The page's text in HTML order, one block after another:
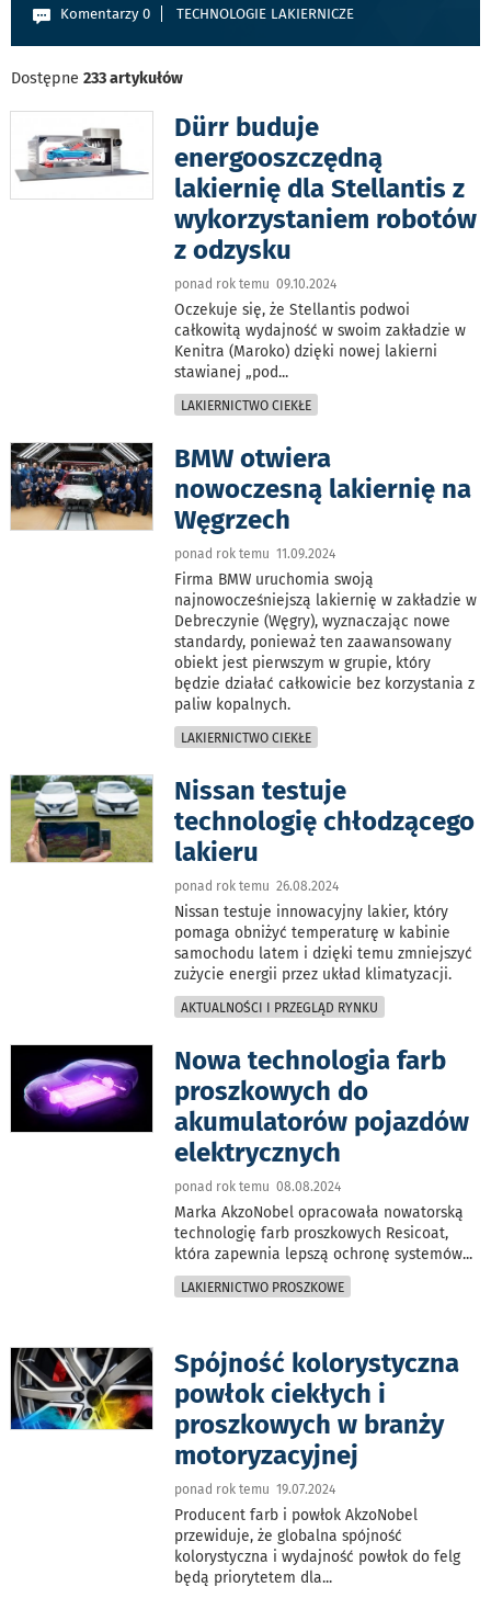
Komentarzy 0 TECHNOLOGIE LAKIERNICZE
Dostępne 233 artykułów
Dürr buduje
energooszczędną
lakiernię dla Stellantis z
wykorzystaniem robotów
z odzysku
ponad rok temu 09.10.2024
Oczekuje się, że Stellantis podwoi
całkowitą wydajność w swoim zakładzie w
Kenitra (Maroko) dzięki nowej lakierni
stawianej „pod...
LAKIERNICTWO CIEKŁE
BMW otwiera
nowoczesną lakiernię na
Węgrzech
ponad rok temu 11.09.2024
Firma BMW uruchomia swoją
najnowocześniejszą lakiernię w zakładzie w
Debreczynie (Węgry), wyznaczając nowe
standardy, ponieważ ten zaawansowany
obiekt jest pierwszym w grupie, który
będzie działać całkowicie bez korzystania z
paliw kopalnych.
LAKIERNICTWO CIEKŁE
Nissan testuje
technologię chłodzącego
lakieru
ponad rok temu 26.08.2024
Nissan testuje innowacyjny lakier, który
pomaga obniżyć temperaturę w kabinie
samochodu latem i dzięki temu zmniejszyć
zużycie energii przez układ klimatyzacji.
AKTUALNOŚCI I PRZEGLĄD RYNKU
Nowa technologia farb
proszkowych do
akumulatorów pojazdów
elektrycznych
ponad rok temu 08.08.2024
Marka AkzoNobel opracowała nowatorską
technologię farb proszkowych Resicoat,
która zapewnia lepszą ochronę systemów...
LAKIERNICTWO PROSZKOWE
Spójność kolorystyczna
powłok ciekłych i
proszkowych w branży
motoryzacyjnej
ponad rok temu 19.07.2024
Producent farb i powłok AkzoNobel
przewiduje, że globalna spójność
kolorystyczna i wydajność powłok do felg
będą priorytetem dla...